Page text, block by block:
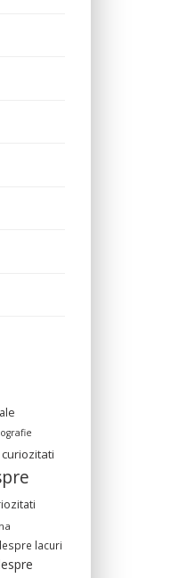
curiozitati
lacuri